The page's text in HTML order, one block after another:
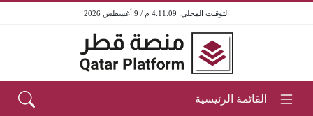
4:11:09 م / 9 أغسطس 2026